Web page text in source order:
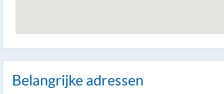
Belangrijke adressen